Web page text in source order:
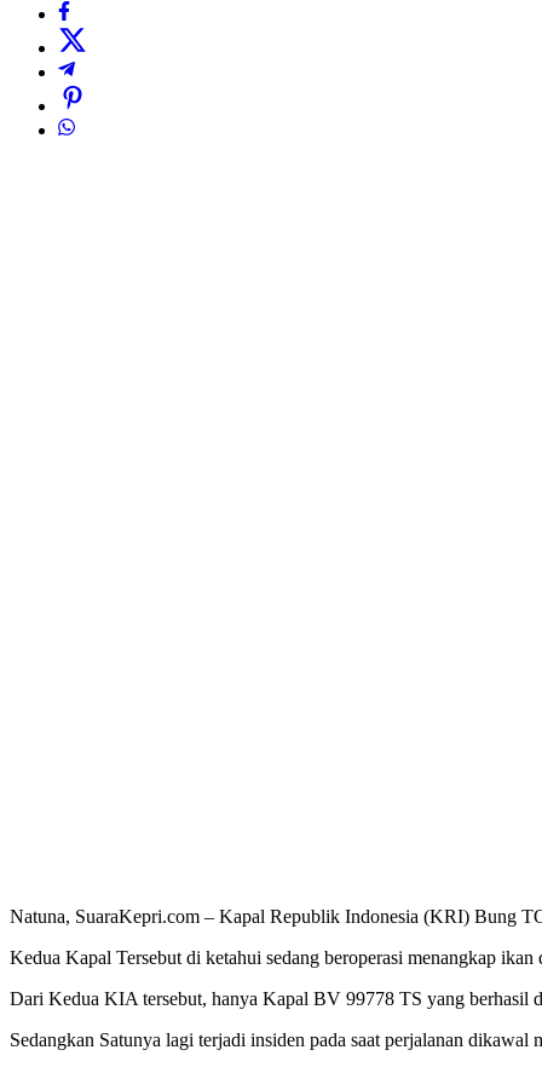
Natuna, SuaraKepri.com – Kapal Republik Indonesia (KRI) Bung
Kedua Kapal Tersebut di ketahui sedang beroperasi menangkap
Dari Kedua KIA tersebut, hanya Kapal BV 99778 TS yang berhasil
Sedangkan Satunya lagi terjadi insiden pada saat perjalanan